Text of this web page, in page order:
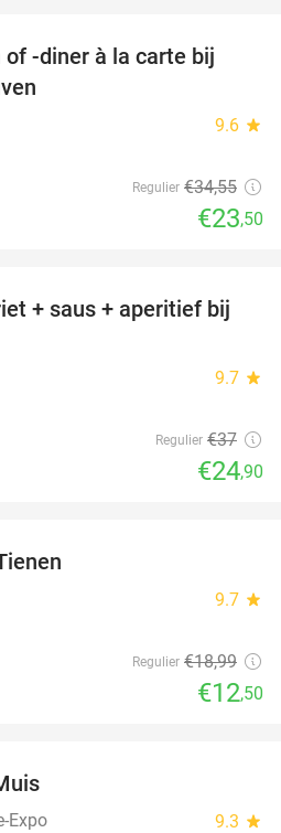
32%
-diner à la carte bij
9.6 star
Regulier €34,55
€23,50
33%
+ saus + aperitief bij
9.7 star
Regulier €37
€24,90
9.7 star
Regulier €18,99
€12,50
Expo 9.3 star